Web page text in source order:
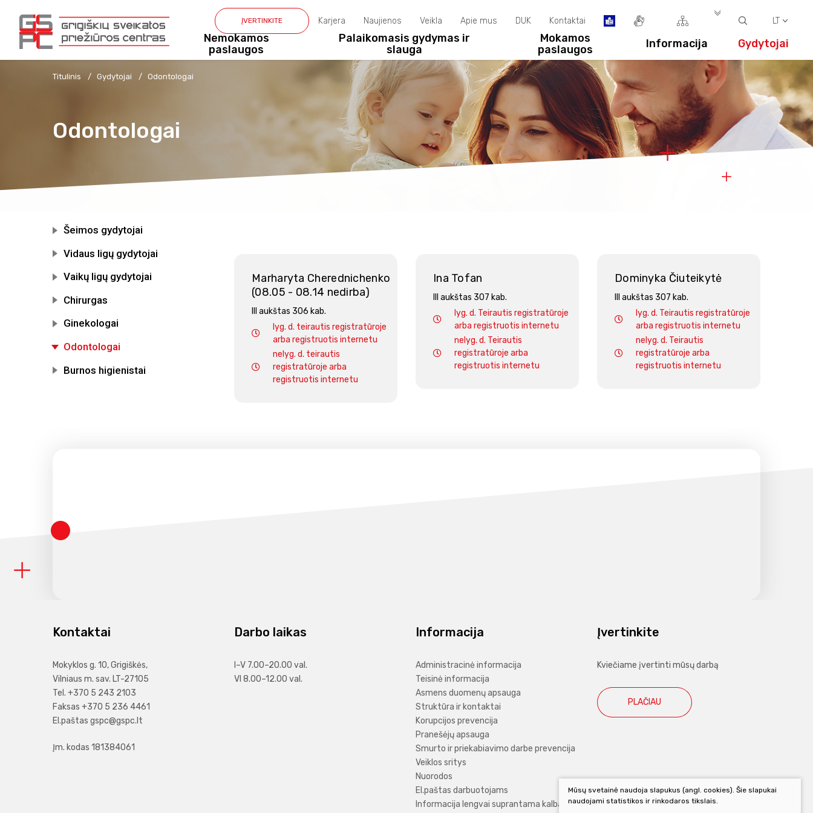
ĮVERTINKITE Karjera Naujienos Veikla Apie mus DUK Kontaktai LT
Nemokamos
paslaugos
Palaikomasis gydymas ir
slauga
Mokamos
paslaugos
Informacija Gydytojai
Titulinis Gydytojai Odontologai
Odontologai
Šeimos gydytojai
Vidaus ligų gydytojai
Vaikų ligų gydytojai
Chirurgas
Ginekologai
Odontologai
Burnos higienistai
Marharyta Cherednichenko
(08.05 - 08.14 nedirba)
III aukštas 306 kab.
lyg. d. teirautis registratūroje
arba registruotis internetu
nelyg. d. teirautis
registratūroje arba
registruotis internetu
Ina Tofan
III aukštas 307 kab.
lyg. d. Teirautis registratūroje
arba registruotis internetu
nelyg. d. Teirautis
registratūroje arba
registruotis internetu
Dominyka Čiuteikytė
III aukštas 307 kab.
lyg. d. Teirautis registratūroje
arba registruotis internetu
nelyg. d. Teirautis
registratūroje arba
registruotis internetu
Kontaktai
Mokyklos g. 10, Grigiškės,
Vilniaus m. sav. LT-27105
Tel. +370 5 243 2103
Faksas +370 5 236 4461
El.paštas gspc@gspc.lt
Įm. kodas 181384061
Darbo laikas
I–V 7.00–20.00 val.
VI 8.00–12.00 val.
Informacija
Administracinė informacija
Teisinė informacija
Asmens duomenų apsauga
Struktūra ir kontaktai
Korupcijos prevencija
Pranešėjų apsauga
Smurto ir priekabiavimo darbe prevencija
Veiklos sritys
Nuorodos
El.paštas darbuotojams
Informacija lengvai suprantama kalba
Įvertinkite
Kviečiame įvertinti mūsų darbą
PLAČIAU
Mūsų svetainė naudoja slapukus (angl. cookies). Šie slapukai
naudojami statistikos ir rinkodaros tikslais.